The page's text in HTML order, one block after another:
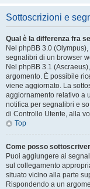
Sottoscrizioni e
Qual è la differenza fra
Nel phpBB 3.0
segnalibri di un browser
Nel phpBB 3.1
argomento. È possibile
viene aggiornato. La
aggiornamento relativo a
notifica per segnalibri e
di Controllo Utente, alla
Top
Come posso
Puoi aggiungere ai
sul collegamento
situato vicino alla parte
Rispondendo a un